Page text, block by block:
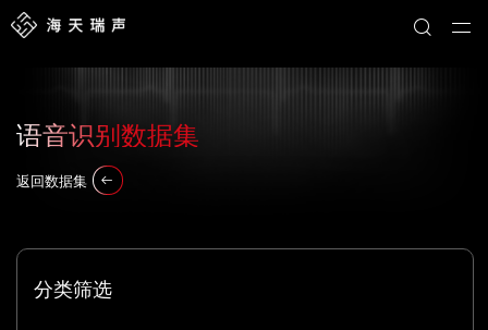
语音识别数据集
返回数据集
分类筛选